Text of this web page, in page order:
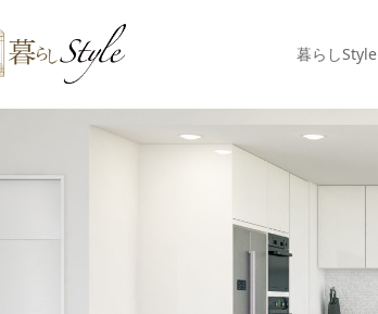
暮らしStyle